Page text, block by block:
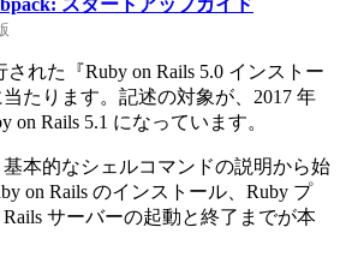
れた『Ruby on Rails 5.0 インストー
たります。記述の対象が、2017 年
on Rails 5.1 になっています。
本的なシェルコマンドの説明から始
on Rails のインストール、Ruby プ
サーバーの起動と終了までが本